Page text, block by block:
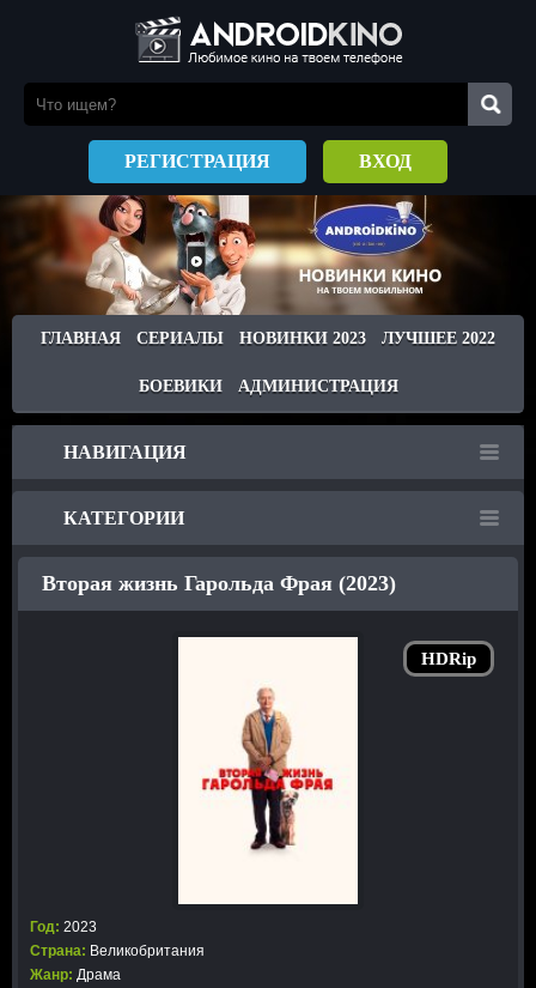
РЕГИСТРАЦИЯ ВХОД
ГЛАВНАЯ СЕРИАЛЫ НОВИНКИ 2023 ЛУЧШЕЕ 2022
БОЕВИКИ АДМИНИСТРАЦИЯ
НАВИГАЦИЯ
КАТЕГОРИИ
HDRip
Вторая жизнь Гарольда Фрая (2023)
Год: 2023
Страна: Великобритания
Жанр: Драма